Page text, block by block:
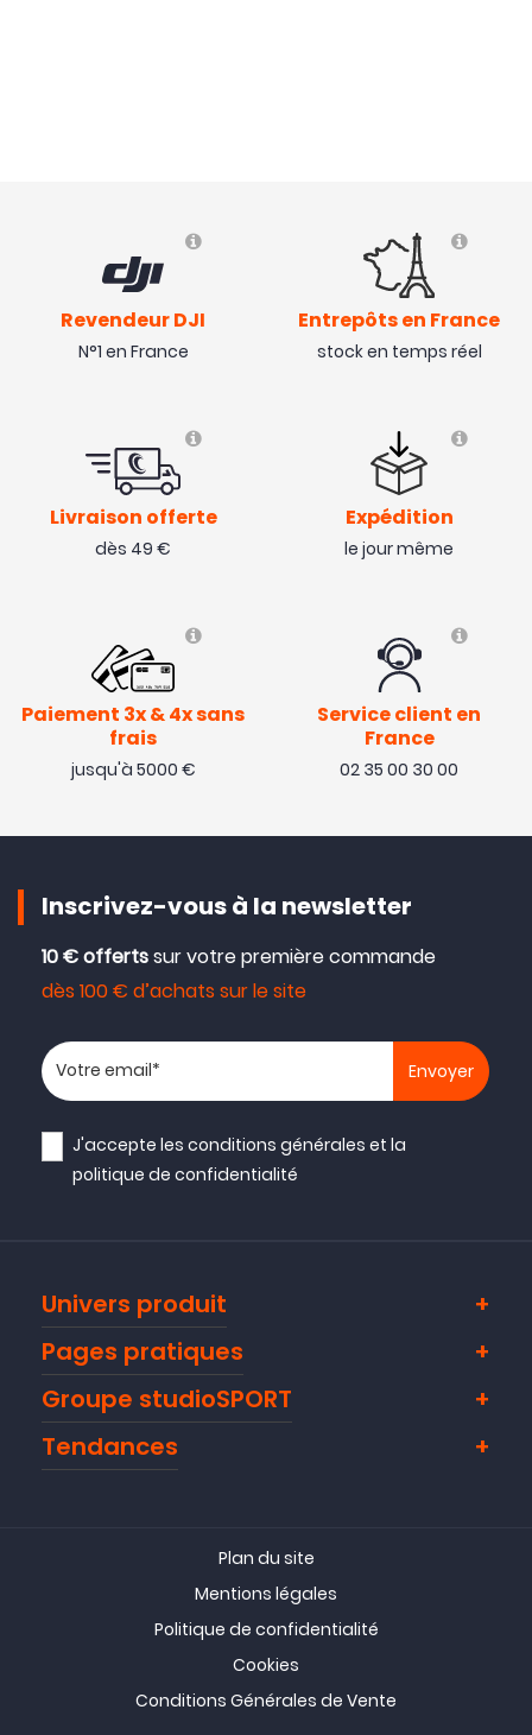
Revendeur DJI
N°1 en France
Entrepôts en France
stock en temps réel
Livraison offerte
dès 49 €
Expédition
le jour même
Paiement 3x & 4x sans
frais
jusqu'à 5000 €
Service client en
France
02 35 00 30 00
Inscrivez-vous à la newsletter
10 € offertssur votre première commande
dès 100 € d’achats sur le site
Votre adresse email
J'accepte lesconditions générales et la
politique de confidentialité
Univers produit
Pages pratiques
Groupe studioSPORT
Tendances
Plan du site
Mentions légales
Politique de confidentialité
Cookies
Conditions Générales de Vente